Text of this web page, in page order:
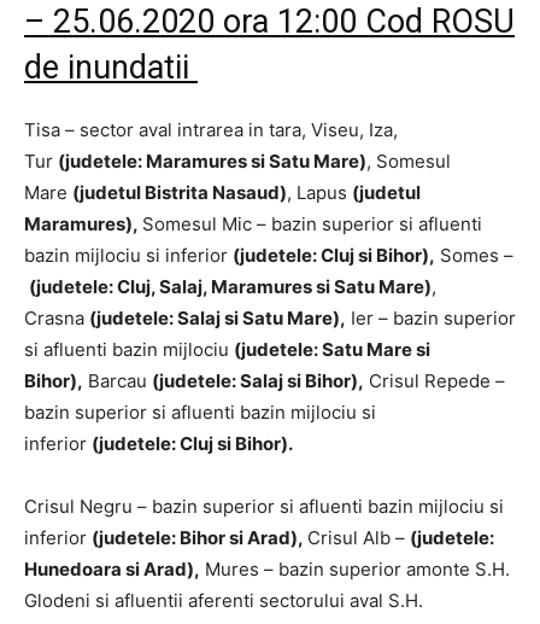
– 25.06.2020 ora 12:00 Cod ROSU
de inundatii
Tisa – sector aval intrarea in tara, Viseu, Iza,
Tur (judetele: Maramures si Satu Mare), Somesul
Mare (judetul Bistrita Nasaud), Lapus (judetul
Maramures), Somesul Mic – bazin superior si afluenti
bazin mijlociu si inferior (judetele: Cluj si Bihor), Somes –
(judetele: Cluj, Salaj, Maramures si Satu Mare),
Crasna (judetele: Salaj si Satu Mare), Ier – bazin superior
si afluenti bazin mijlociu (judetele: Satu Mare si
Bihor), Barcau (judetele: Salaj si Bihor), Crisul Repede –
bazin superior si afluenti bazin mijlociu si
inferior (judetele: Cluj si Bihor).
Crisul Negru – bazin superior si afluenti bazin mijlociu si
inferior (judetele: Bihor si Arad), Crisul Alb – (judetele:
Hunedoara si Arad), Mures – bazin superior amonte S.H.
Glodeni si afluentii aferenti sectorului aval S.H.